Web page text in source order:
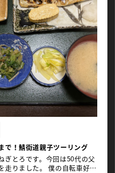
で！鯖街道親子ツーリング
ぎとろです。今回は50代の父
走りました。 僕の自転車好き